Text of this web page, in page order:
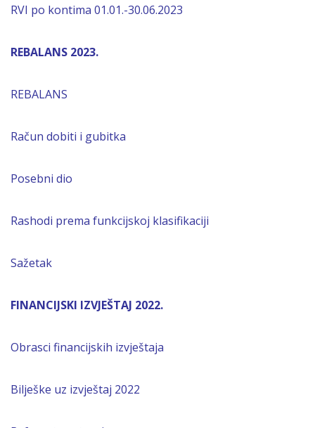
RVI po kontima 01.01.-30.06.2023
REBALANS 2023.
REBALANS
Račun dobiti i gubitka
Posebni dio
Rashodi prema funkcijskoj klasifikaciji
Sažetak
FINANCIJSKI IZVJEŠTAJ 2022.
Obrasci financijskih izvještaja
Bilješke uz izvještaj 2022